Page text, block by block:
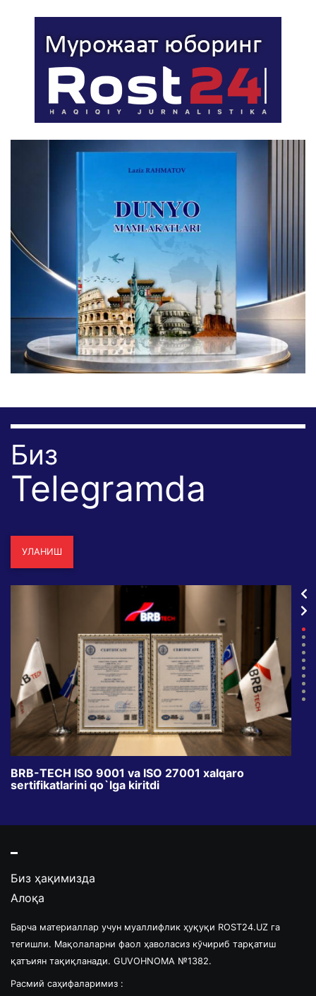
Биз
Telegramda
УЛАНИШ
BRB-TECH ISO 9001 va ISO 27001 xalqaro
sertifikatlarini qo`lga kiritdi
Биз ҳақимизда
Алоқа
Барча материаллар учун муаллифлик ҳуқуқи ROST24.UZ га
тегишли. Мақолаларни фаол ҳаволасиз кўчириб тарқатиш
қатъиян тақиқланади. GUVOHNOMA №1382.
Расмий саҳифаларимиз :